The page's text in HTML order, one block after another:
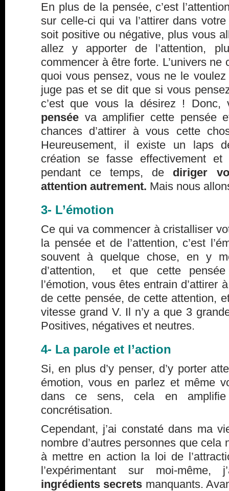
En plus de la pensée, c’est
sur celle-ci qui va l’attirer dans
soit positive ou négative, plus vous
allez y apporter de l’attention,
commencer à être forte. L’univers
quoi vous pensez, vous ne le
juge pas et se dit que si vous
c’est que vous la désirez !
pensée va amplifier cette pensée
chances d’attirer à vous cette
Heureusement, il existe un laps
création se fasse effectivement
pendant ce temps, de diriger
attention autrement. Mais nous
3- L’émotion
Ce qui va commencer à cristalliser
la pensée et de l’attention, c’est
souvent à quelque chose, en y
d’attention, et que cette
l’émotion, vous êtes entrain d’attirer
de cette pensée, de cette attention,
vitesse grand V. Il n’y a que 3
Positives, négatives et neutres.
4- La parole et l’action
Si, en plus d’y penser, d’y porter
émotion, vous en parlez et même
dans ce sens, cela en amplifie
concrétisation.
Cependant, j’ai constaté dans ma
nombre d’autres personnes que cela
à mettre en action la loi de
l’expérimentant sur moi-
ingrédients secrets manquants.